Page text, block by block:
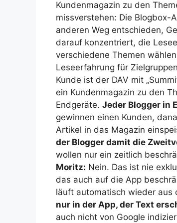
Kundenmagazin zu den
missverstehen: Die Blogbox-
anderen Weg entschieden,
darauf konzentriert, die
verschiedene Themen
Leseerfahrung für
Kunde ist der DAV mit
ein Kundenmagazin zu den
Endgeräte. Jeder Blogger in
gewinnen einen Kunden,
Artikel in das Magazin
der Blogger damit die
wollen nur ein zeitlich
Moritz: Nein. Das ist nie
das auch auf die App
läuft automatisch wieder aus
nur in der App, der Text
auch nicht von Google